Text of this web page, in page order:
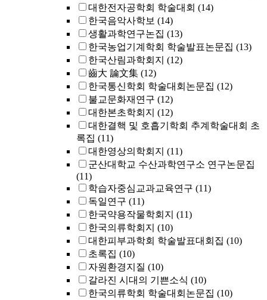
대한전자공학회 학술대회 (14)
한국음악사학보 (14)
생활과학연구논집 (13)
한국농업기계학회 학술발표논문집 (13)
한국산림과학회지 (12)
齒大 論文集 (12)
한국통신학회 학술대회논문집 (12)
불교문화재연구 (12)
대한본초학회지 (12)
대한결핵 및 호흡기학회 추계학술대회 초
록집 (11)
대한영상의학회지 (11)
군산대학교 수산과학연구소 연구논문집
(11)
학습자중심교과교육연구 (11)
독일연구 (11)
한국약용작물학회지 (11)
한국의류학회지 (10)
대한피부과학회 학술발표대회집 (10)
초록집 (10)
자원환경지질 (10)
갈라진 시대의 기쁜소식 (10)
한국의류학회 학술대회논문집 (10)